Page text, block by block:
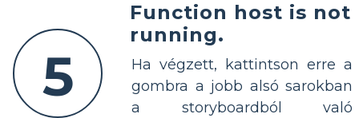
5
Function host is not
running.
Ha végzett, kattintson erre a
gombra a jobb alsó sarokban
a storyboardból való